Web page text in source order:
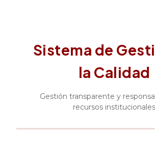
Sistema de
la Calidad
Gestión transparente y
recursos institucionales